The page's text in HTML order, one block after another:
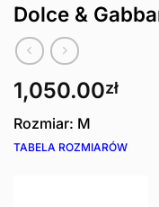
Dolce &
1,050.00zł
Rozmiar: M
TABELA ROZMIARÓW